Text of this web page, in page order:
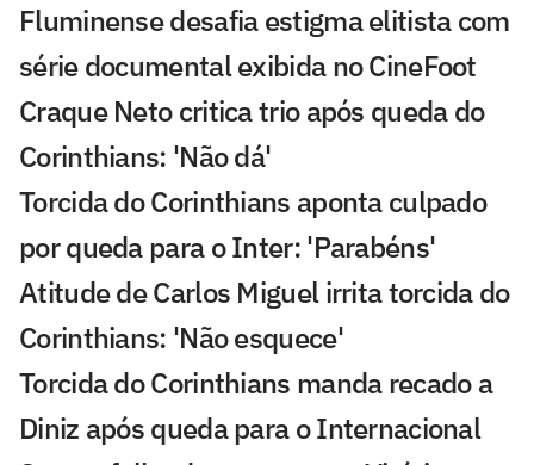
Fluminense desafia estigma elitista com
série documental exibida no CineFoot
Craque Neto critica trio após queda do
Corinthians: 'Não dá'
Torcida do Corinthians aponta culpado
por queda para o Inter: 'Parabéns'
Atitude de Carlos Miguel irrita torcida do
Corinthians: 'Não esquece'
Torcida do Corinthians manda recado a
Diniz após queda para o Internacional